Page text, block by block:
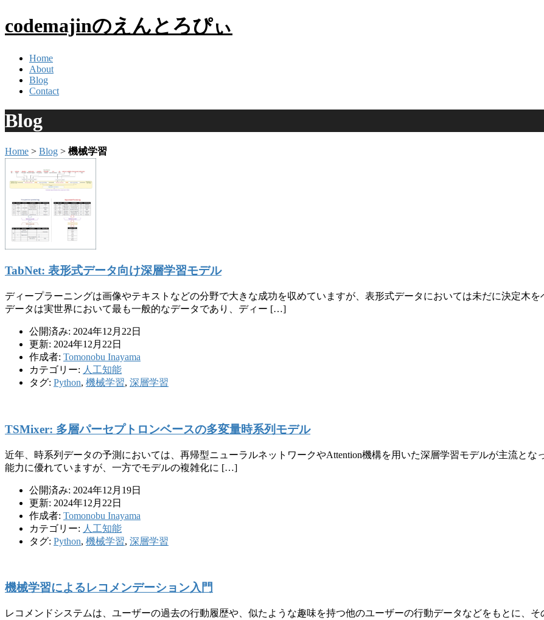
codemajinのえんとろぴぃ
Home
About
Blog
Contact
Blog
Home > Blog > 機械学習
TabNet: 表形式データ向け深層学習モデル
ディープラーニングは画像やテキストなどの分野で大きな成功を収めていますが、表形式データにおいては未だに決定木
データは実世界において最も一般的なデータであり、ディー […]
公開済み: 2024年12月22日
更新: 2024年12月22日
作成者: Tomonobu Inayama
カテゴリー: 人工知能
タグ: Python, 機械学習, 深層学習
TSMixer: 多層パーセプトロンベースの多変量時系列モデル
近年、時系列データの予測においては、再帰型ニューラルネットワークやAttention機構を用いた深層学習モデルが主流と
能力に優れていますが、一方でモデルの複雑化に […]
公開済み: 2024年12月19日
更新: 2024年12月22日
作成者: Tomonobu Inayama
カテゴリー: 人工知能
タグ: Python, 機械学習, 深層学習
機械学習によるレコメンデーション入門
レコメンドシステムは、ユーザーの過去の行動履歴や、似たような趣味を持つ他のユーザーの行動データなどをもとに、